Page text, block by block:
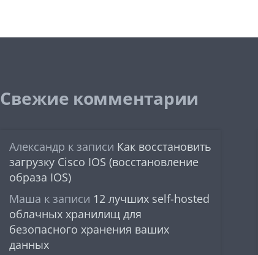
Свежие комментарии
Александр к записи Как восстановить
загрузку Cisco IOS (восстановление
образа IOS)
Маша к записи 12 лучших self-hosted
облачных хранилищ для
безопасного хранения ваших
данных